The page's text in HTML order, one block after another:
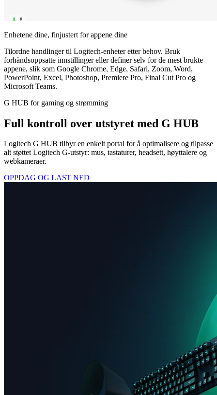
Enhetene dine, finjustert for appene dine
Tilordne handlinger til Logitech-enheter etter behov. Bruk
forhåndsoppsatte innstillinger eller definer selv for de mest brukte
appene, slik som Google Chrome, Edge, Safari, Zoom, Word,
PowerPoint, Excel, Photoshop, Premiere Pro, Final Cut Pro og
Microsoft Teams.
G HUB for gaming og strømming
Full kontroll over utstyret med G HUB
Logitech G HUB tilbyr en enkelt portal for å optimalisere og tilpasse
alt støttet Logitech G-utstyr: mus, tastaturer, headsett, høyttalere og
webkameraer.
OPPDAG OG LAST NED